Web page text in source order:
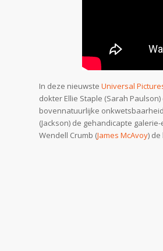
In deze nieuwste Universal
dokter Ellie Staple (Sarah
bovennatuurlijke
(Jackson) de gehandicapte
Wendell Crumb (James McAvoy)